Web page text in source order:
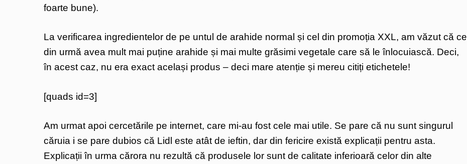
foarte bune).
La verificarea ingredientelor de pe untul de arahide normal și cel din promoția XXL, am văzut că cel
din urmă avea mult mai puține arahide și mai multe grăsimi vegetale care să le înlocuiască. Deci,
în acest caz, nu era exact același produs – deci mare atenție și mereu citiți etichetele!
[quads id=3]
Am urmat apoi cercetările pe internet, care mi-au fost cele mai utile. Se pare că nu sunt singurul
căruia i se pare dubios că Lidl este atât de ieftin, dar din fericire există explicații pentru asta.
Explicații în urma cărora nu rezultă că produsele lor sunt de calitate inferioară celor din alte